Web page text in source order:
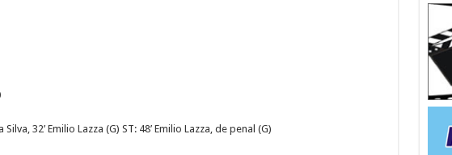
Silva, 32’ Emilio Lazza (G) ST: 48’ Emilio Lazza, de penal (G)